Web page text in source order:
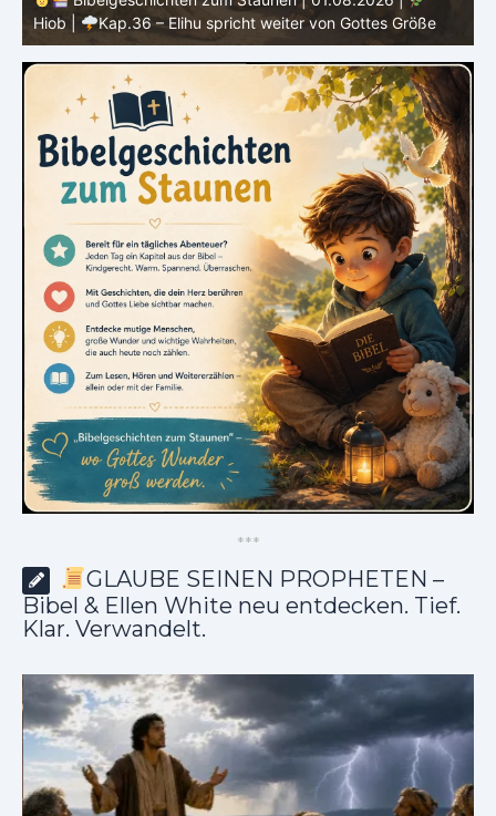
Hiob |
Kap.36 – Elihu spricht weiter von Gottes Größe
***
GLAUBE SEINEN PROPHETEN –
Bibel & Ellen White neu entdecken. Tief.
Klar. Verwandelt.